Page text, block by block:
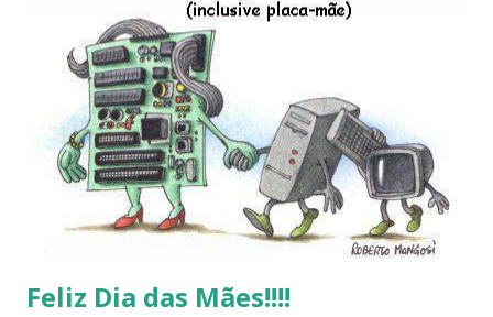
Linux (como sempre), o lançamento do Windows 8 e a sua
baixa taxa de adesão pelos usuários, entre out ros. Gostaria
de desejar a todos Boas Festas e que em 2013 possamos
estar juntos novamente. Feliz Natal!!!! F eli z 2013 a todos!!!
Feliz Dia das Mães!!!!